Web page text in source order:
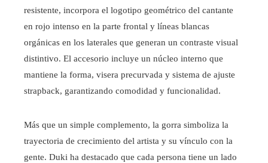
resistente, incorpora el logotipo geométrico del cantante
en rojo intenso en la parte frontal y líneas blancas
orgánicas en los laterales que generan un contraste visual
distintivo. El accesorio incluye un núcleo interno que
mantiene la forma, visera precurvada y sistema de ajuste
strapback, garantizando comodidad y funcionalidad.
Más que un simple complemento, la gorra simboliza la
trayectoria de crecimiento del artista y su vínculo con la
gente. Duki ha destacado que cada persona tiene un lado